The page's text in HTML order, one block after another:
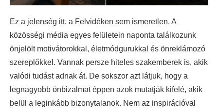
Ez a jelenség itt, a Felvidéken sem ismeretlen. A
közösségi média egyes felületein naponta találkozunk
önjelölt motivátorokkal, életmódgurukkal és önreklámozó
szereplőkkel. Vannak persze hiteles szakemberek is, akik
valódi tudást adnak át. De sokszor azt látjuk, hogy a
legnagyobb önbizalmat éppen azok mutatják kifelé, akik
belül a leginkább bizonytalanok. Nem az inspirációval